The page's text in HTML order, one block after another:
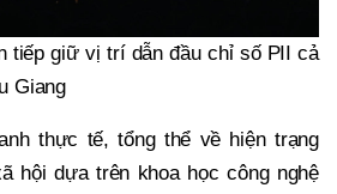
tiếp giữ vị trí dẫn đầu chỉ số PII cả
Giang
thực tế, tổng thể về hiện trạng
hội dựa trên khoa học công nghệ